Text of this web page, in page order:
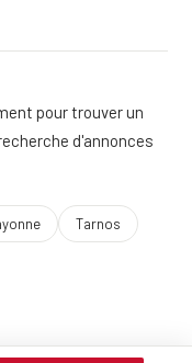
pour trouver un
d'annonces
Tarnos